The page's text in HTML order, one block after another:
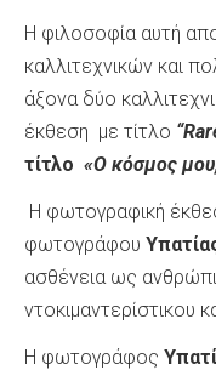
Η φιλοσοφία αυτή
καλλιτεχνικών και
άξονα δύο
έκθεση με τίτλο “
τίτλο «Ο κόσμος
Η φωτογραφική
φωτογράφου
ασθένεια ως
ντοκιμαντερίστικου
Η φωτογράφος